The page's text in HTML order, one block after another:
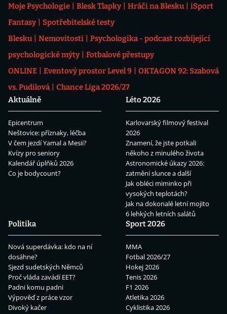
Moje Psychologie Blesk Tlapky Hráči na Blesku
iSport
Fantasy
Spotřebitelské testy
Blesku
Nemovitosti
Psychologika - podcast rozbíjející
psychologické mýty
Fotbalové přestupy
ONLINE
Eventový prostor Level 9
OKTAGON 92: Szabová
vs. Pudilová
Chance Liga 2026/27
Aktuálně
Epicentrum
Neštovice: příznaky, léčba
V čem jezdí Yamal a Mesii?
Kvízy pro seniory
Kalendář úplňků 2026
Co je bodycount?
Léto 2026
Karlovarský filmový festival
2026
Znamení, že jste potkali
někoho z minulého života
Astronomické úkazy 2026:
zatmění slunce a další
Jak obléci miminko při
vysokých teplotách?
Jak na dokonalé letní mojito
6 lehkých letních salátů
Politika
Nová superdávka: kdo na ní
dosáhne?
Sjezd sudetských Němců
Proč vláda zavádí EET?
Padni komu padni
Výpověď z práce vzor
Divoký kačer
Sport 2026
MMA
Fotbal 2026/27
Hokej 2026
Tenis 2026
F1 2026
Atletika 2026
Cyklistika 2026